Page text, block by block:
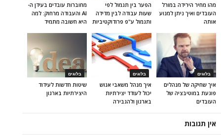
מחוברות עובדים בעידן ה-
AI והעבודה מרחוק: למה
היא חשובה מתמיד
הפער בין תגמול לפי
שעות עבודה לבין מדידה
ותגמול ע"פ פרודוקטיביות
מהו מחיר הירידה במורל
העובדים ואיך ניתן למנוע
אותה
בלוגים
שיטות חדשות לעידוד
היצירתיות בארגון
בלוגים
איך מנהל משאבי אנוש
יכול לעודד יצירתיות
בארגון ולהגבירה
בלוגים
איך שחיקה של מנהלים
פוגעת במוטיבציה של
העובדים
אין תגובות